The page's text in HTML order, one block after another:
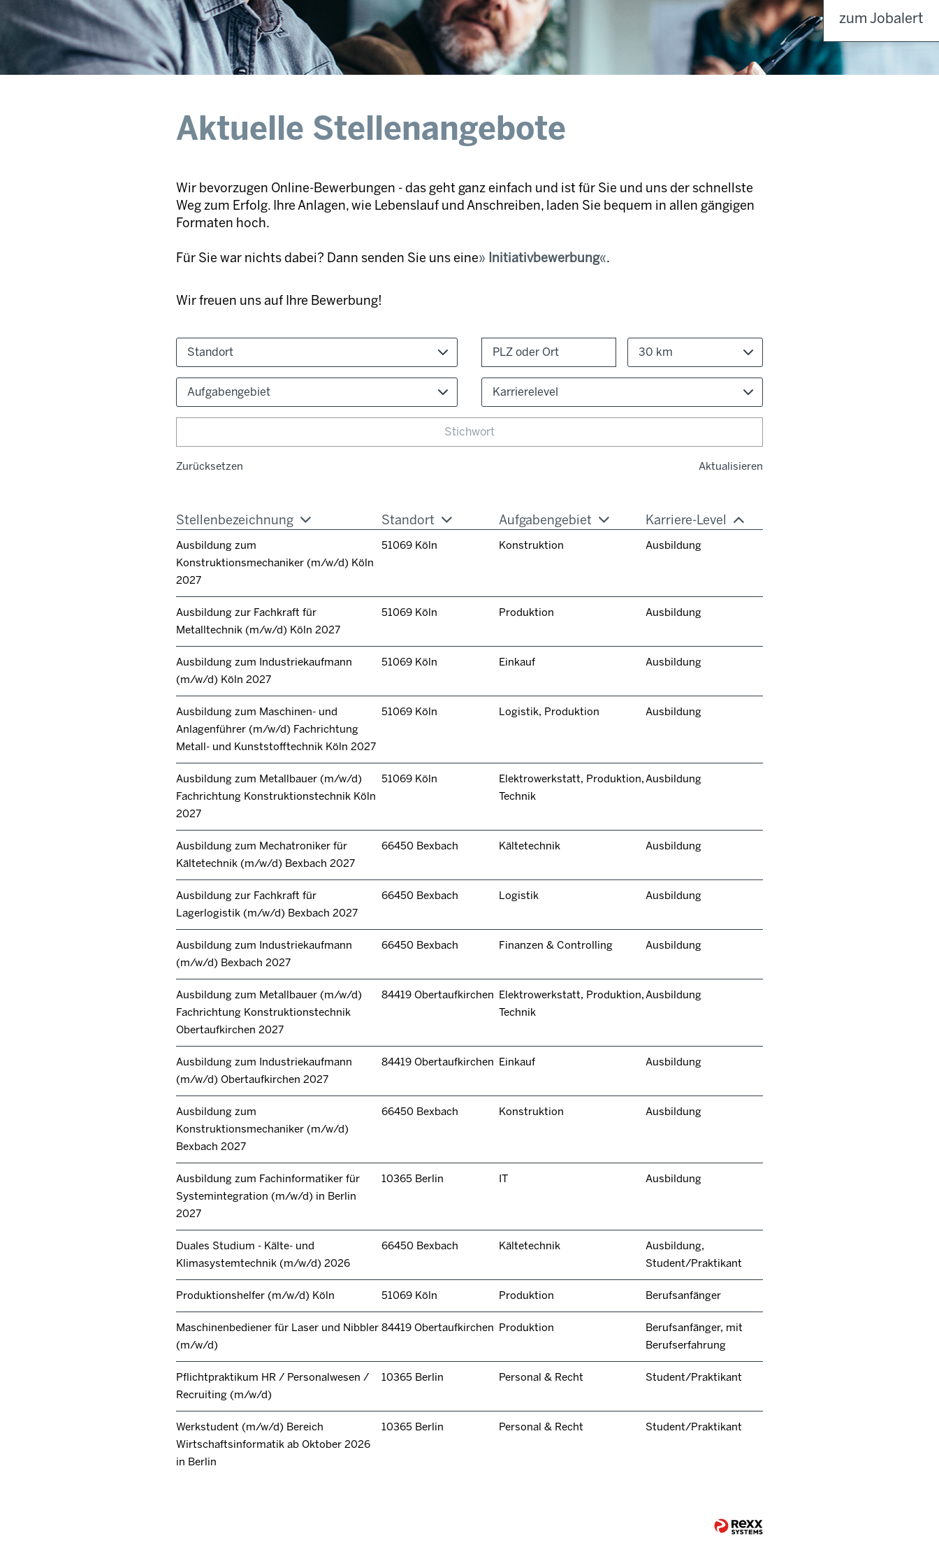
Aktuelle Stellenangebote
Wir bevorzugen Online-Bewerbungen - das geht ganz einfach und ist für Sie und uns der schnellste
Weg zum Erfolg. Ihre Anlagen, wie Lebenslauf und Anschreiben, laden Sie bequem in allen gängigen
Formaten hoch.
Für Sie war nichts dabei? Dann senden Sie uns eine Initiativbewerbung .
Wir freuen uns auf Ihre Bewerbung!
Standort 30 km
Aufgabengebiet Karrierelevel
Zurücksetzen Aktualisieren
Stellenbezeichnung Standort Aufgabengebiet Karriere-Level
Ausbildung zum
Konstruktionsmechaniker (m/w/d) Köln
2027
51069 Köln Konstruktion Ausbildung
Ausbildung zur Fachkraft für
Metalltechnik (m/w/d) Köln 2027
51069 Köln Produktion Ausbildung
Ausbildung zum Industriekaufmann
(m/w/d) Köln 2027
51069 Köln Einkauf Ausbildung
Ausbildung zum Maschinen- und
Anlagenführer (m/w/d) Fachrichtung
Metall- und Kunststofftechnik Köln 2027
51069 Köln Logistik, Produktion Ausbildung
Ausbildung zum Metallbauer (m/w/d)
Fachrichtung Konstruktionstechnik Köln
2027
51069 Köln
Elektrowerkstatt, Produktion,
Technik
Ausbildung
Ausbildung zum Mechatroniker für
Kältetechnik (m/w/d) Bexbach 2027
66450 Bexbach Kältetechnik Ausbildung
Ausbildung zur Fachkraft für
Lagerlogistik (m/w/d) Bexbach 2027
66450 Bexbach Logistik Ausbildung
Ausbildung zum Industriekaufmann
(m/w/d) Bexbach 2027
66450 Bexbach Finanzen & Controlling Ausbildung
Ausbildung zum Metallbauer (m/w/d)
Fachrichtung Konstruktionstechnik
Obertaufkirchen 2027
84419 Obertaufkirchen Elektrowerkstatt, Produktion,
Technik
Ausbildung
Ausbildung zum Industriekaufmann
(m/w/d) Obertaufkirchen 2027
84419 Obertaufkirchen Einkauf Ausbildung
Ausbildung zum
Konstruktionsmechaniker (m/w/d)
Bexbach 2027
66450 Bexbach Konstruktion Ausbildung
Ausbildung zum Fachinformatiker für
Systemintegration (m/w/d) in Berlin
2027
10365 Berlin IT Ausbildung
Duales Studium - Kälte- und
Klimasystemtechnik (m/w/d) 2026
66450 Bexbach Kältetechnik
Ausbildung,
Student/Praktikant
Produktionshelfer (m/w/d) Köln 51069 Köln Produktion Berufsanfänger
Maschinenbediener für Laser und Nibbler
(m/w/d)
84419 Obertaufkirchen Produktion
Berufsanfänger, mit
Berufserfahrung
Pflichtpraktikum HR / Personalwesen /
Recruiting (m/w/d)
10365 Berlin Personal & Recht Student/Praktikant
Werkstudent (m/w/d) Bereich
Wirtschaftsinformatik ab Oktober 2026
in Berlin
10365 Berlin Personal & Recht Student/Praktikant
zum Jobalert